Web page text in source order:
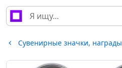
Сувенирные значки, награды